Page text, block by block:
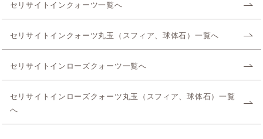
セリサイトインクォーツ一覧へ
セリサイトインクォーツ丸玉（スフィア、球体石）一覧へ
セリサイトインローズクォーツ一覧へ
セリサイトインローズクォーツ丸玉（スフィア、球体石）一覧
へ